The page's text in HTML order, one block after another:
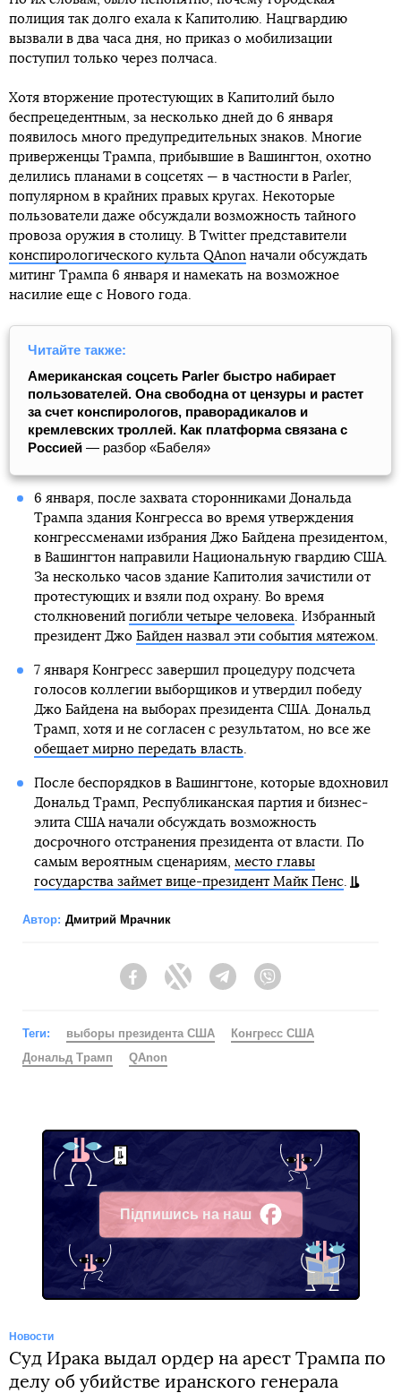
полиция так долго ехала к Капитолию. Нацгвардию
вызвали в два часа дня, но приказ о мобилизации
поступил только через полчаса.
Хотя вторжение протестующих в Капитолий было
беспрецедентным, за несколько дней до 6 января
появилось много предупредительных знаков. Многие
приверженцы Трампа, прибывшие в Вашингтон, охотно
делились планами в соцсетях — в частности в Parler,
популярном в крайних правых кругах. Некоторые
пользователи даже обсуждали возможность тайного
провоза оружия в столицу. В Twitter представители
конспирологического культа QAnon начали обсуждать
митинг Трампа 6 января и намекать на возможное
насилие еще с Нового года.
Читайте также:
Американская соцсеть Parler быстро набирает
пользователей. Она свободна от цензуры и растет
за счет конспирологов, праворадикалов и
кремлевских троллей. Как платформа связана с
Россией — разбор «Бабеля»
6 января, после захвата сторонниками Дональда
Трампа здания Конгресса во время утверждения
конгрессменами избрания Джо Байдена президентом,
в Вашингтон направили Национальную гвардию США.
За несколько часов здание Капитолия зачистили от
протестующих и взяли под охрану. Во время
столкновений погибли четыре человека. Избранный
президент Джо Байден назвал эти события мятежом.
7 января Конгресс завершил процедуру подсчета
голосов коллегии выборщиков и утвердил победу
Джо Байдена на выборах президента США. Дональд
Трамп, хотя и не согласен с результатом, но все же
обещает мирно передать власть.
После беспорядков в Вашингтоне, которые вдохновил
Дональд Трамп, Республиканская партия и бизнес-
элита США начали обсуждать возможность
досрочного отстранения президента от власти. По
самым вероятным сценариям, место главы
государства займет вице-президент Майк Пенс.
Автор: Дмитрий Мрачник
FacebookTwitter Telegram
Теги: выборы президента США
Конгресс США
Дональд Трамп
QAnon
Підпишись на наш
Facebook
Новости
Суд Ирака выдал ордер на арест Трампа по
делу об убийстве иранского генерала